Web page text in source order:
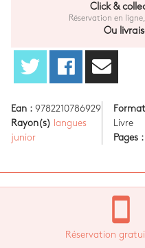
Click &
Réservation en
Ou
Ean : 9782210786929
Rayon(s)
langues
junior
Livre
Pages :
stay_current_portrait
Réservation